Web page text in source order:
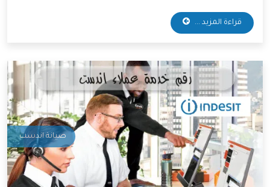
قطع غيار أصلية وخدمات صيانة بأقل الأسعار الممكنة،
ولذلك يفضل التعامل معها الكثير من العملاء، وسوف
قراءة المزيد ...
صيانة اندست